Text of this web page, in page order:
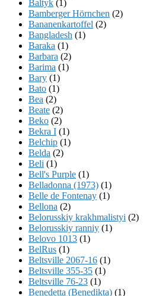
Baltyk (1)
Bamberger Hörnchen (2)
Bananenkartoffel (2)
Bangladesh (1)
Baraka (1)
Barbara (2)
Barima (1)
Bary (1)
Bato (1)
Bea (2)
Beate (2)
Beko (2)
Bekra I (1)
Belchip (1)
Belda (2)
Beli (1)
Bell's Purple (1)
Belladonna (1973) (1)
Belle de Fontenay (1)
Bellona (2)
Belorusskiy krakhmalistyi (2)
Belorusskiy ranniy (1)
Belovo 1013 (1)
BelRus (1)
Beltsville 2067-16 (1)
Beltsville 355-35 (1)
Beltsville 76-23 (1)
Benedetta (Benedikta) (1)